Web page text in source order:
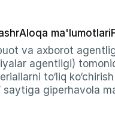
Aloqa ma'lumotlari
va axborot
agentligi)
to‘liq
giperhavola